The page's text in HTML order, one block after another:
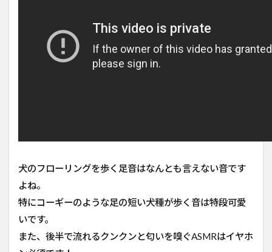
犬のフローリングを歩く足音はなんとも言えない音です
よね。
特にコーギーのような足の短い犬種が歩く音は特段可愛
いです。
また、後半で流れるクンクンと匂いを嗅ぐASMRはイヤホ